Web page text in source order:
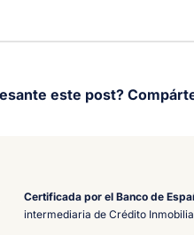
este post?
Certificada por el Banco de
intermediaria de Crédito